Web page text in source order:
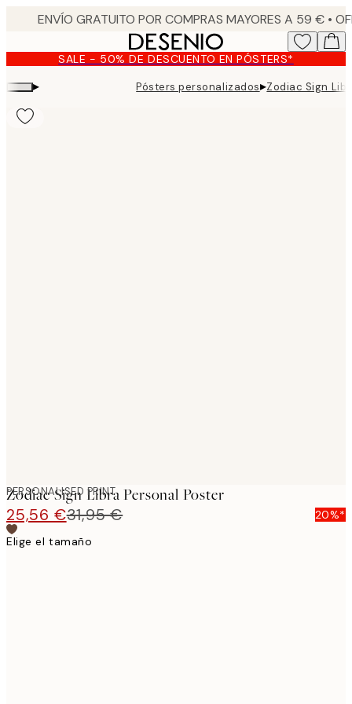
content.SALE - 50% DE DESCUENTO EN PÓSTERS*
▸ Pósters personalizados▸Zodiac Sign
PERSONALISED PRINT
Zodiac Sign Libra Personal Poster
25,56 €31,95 €
20%*
Elige el tamaño